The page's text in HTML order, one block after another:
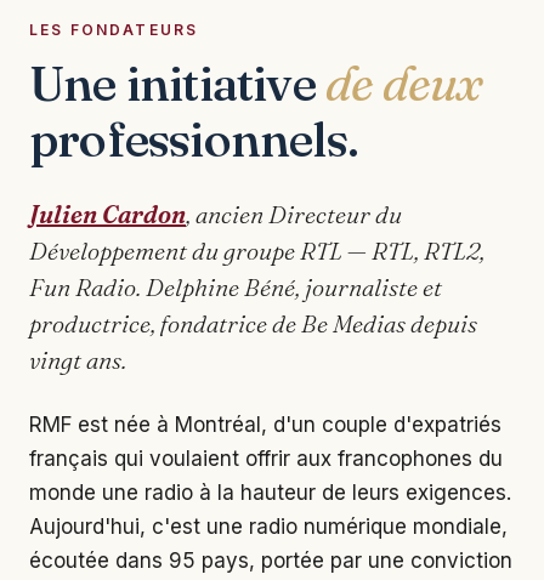
LES FONDATEURS
Une initiativede deux
professionnels.
Julien Cardon, ancien Directeur du
Développement du groupe RTL — RTL, RTL2,
Fun Radio. Delphine Béné, journaliste et
productrice, fondatrice de Be Medias depuis
vingt ans.
RMF est née à Montréal, d'un couple d'expatriés
français qui voulaient offrir aux francophones du
monde une radio à la hauteur de leurs exigences.
Aujourd'hui, c'est une radio numérique mondiale,
écoutée dans 95 pays, portée par une conviction